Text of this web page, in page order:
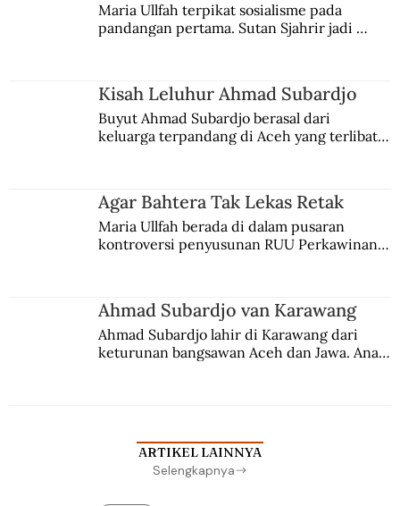
Maria Ullfah terpikat sosialisme pada
pandangan pertama. Sutan Sjahrir jadi
Kisah Leluhur Ahmad Subardjo
Buyut Ahmad Subardjo berasal dari
keluarga terpandang di Aceh yang terlibat
Agar Bahtera Tak Lekas Retak
Maria Ullfah berada di dalam pusaran
kontroversi penyusunan RUU Perkawinan.
Ahmad Subardjo van Karawang
Ahmad Subardjo lahir di Karawang dari
keturunan bangsawan Aceh dan Jawa. Anak
ARTIKEL LAINNYA
Selengkapnya